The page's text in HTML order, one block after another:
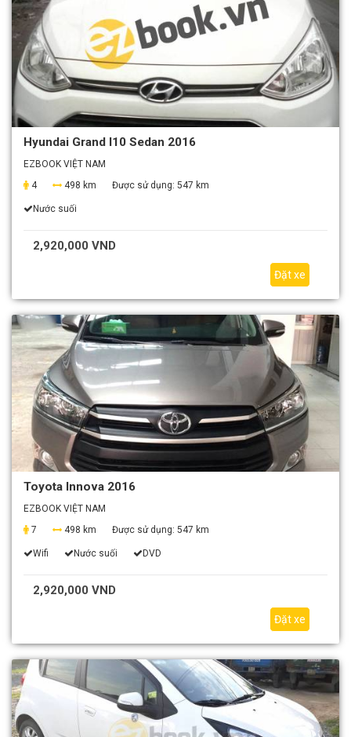
Hyundai Grand I10 Sedan 2016
EZBOOK VIỆT NAM
4
498 km Được sử dụng: 547 km
Nước suối
2,920,000 VND
Đặt xe
Toyota Innova 2016
EZBOOK VIỆT NAM
7
498 km Được sử dụng: 547 km
Wifi Nước suối DVD
2,920,000 VND
Đặt xe